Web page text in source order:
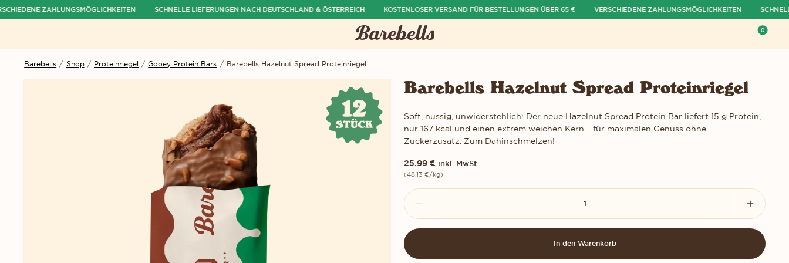
ZAHLUNGSMÖGLICHKEITEN SCHNELLE LIEFERUNGEN NACH DEUTSCHLAND & ÖSTERREICH KOSTENLOSER VERSAND FÜR BESTELLUNGEN ÜBER 65 € VERSCHIEDENE ZAHLUNGSMÖGLICHKEITEN
0
Barebells / Shop / Proteinriegel / Gooey Protein Bars / Barebells Hazelnut Spread Proteinriegel
Barebells Hazelnut Spread Proteinriegel
Soft, nussig, unwiderstehlich: Der neue Hazelnut Spread Protein Bar liefert 15 g Protein,
nur 167 kcal und einen extrem weichen Kern – für maximalen Genuss ohne
Zuckerzusatz. Zum Dahinschmelzen!
25.99 € inkl. MwSt.
(48.13 €/kg)
Barebells
Hazelnut
Spread
Proteinriegel
Menge
Menge
In den Warenkorb
ausblenden